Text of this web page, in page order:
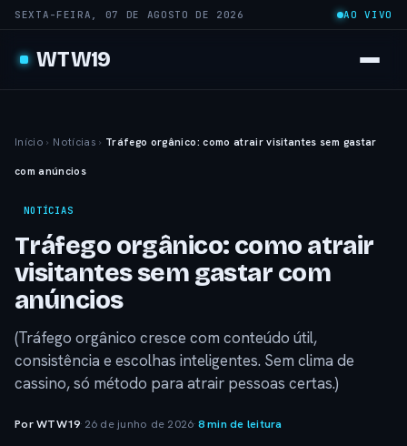
SEXTA-FEIRA, 07 DE AGOSTO DE 2026 AO VIVO
WTW19
Início › Notícias › Tráfego orgânico: como atrair visitantes sem gastar
com anúncios
NOTÍCIAS
Tráfego orgânico: como atrair
visitantes sem gastar com
anúncios
(Tráfego orgânico cresce com conteúdo útil,
consistência e escolhas inteligentes. Sem clima de
cassino, só método para atrair pessoas certas.)
Por WTW19· 26 de junho de 2026·8 min de leitura